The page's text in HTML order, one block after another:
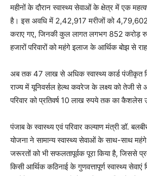
महीनों के दौरान स्वास्थ्य सेवाओं के क्षेत्र में एक
है। इस अवधि में 2,42,917 मरीजों को
कराए गए, जिनकी कुल लागत लगभग 852 करोड़
हजारों परिवारों को महंगे इलाज के आर्थिक बोझ से
अब तक 47 लाख से अधिक स्वास्थ्य कार्ड पंजीकृत
राज्य में यूनिवर्सल हेल्थ कवरेज के लक्ष्य को तेजी से
परिवार को प्रतिवर्ष 10 लाख रुपये तक का कैशलेस
पंजाब के स्वास्थ्य एवं परिवार कल्याण मंत्री डॉ.
योजना ने सामान्य स्वास्थ्य सेवाओं के साथ-साथ महंगे
जरूरतों को भी सफलतापूर्वक पूरा किया है, जिससे
किसी आर्थिक कठिनाई के गुणवत्तापूर्ण स्वास्थ्य सेवाएं